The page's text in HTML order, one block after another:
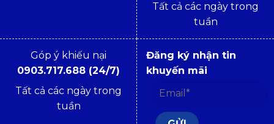
Tất cả các ngày trong
tuần
Góp ý khiếu nại
0903.717.688 (24/7)
Tất cả các ngày trong
tuần
Đăng ký nhận tin
khuyến mãi